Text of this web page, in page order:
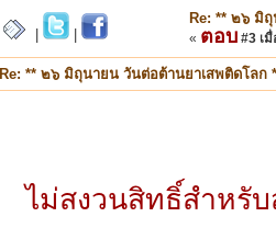
Re: ** ๒๖ มิ
« ตอบ #3 เมื่
Re: ** ๒๖ มิถุนายน วันต่อต้านยาเสพติดโลก
ไม่สงวนสิทธิ์สำหรั